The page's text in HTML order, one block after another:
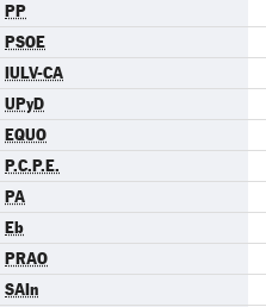
PP
PSOE
IULV-CA
UPyD
EQUO
P.C.P.E.
PA
Eb
PRAO
SAIn